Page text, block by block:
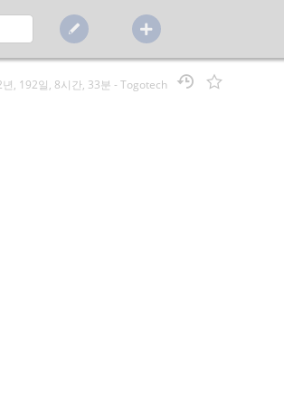
년, 192일, 8시간, 33분 -Togotech